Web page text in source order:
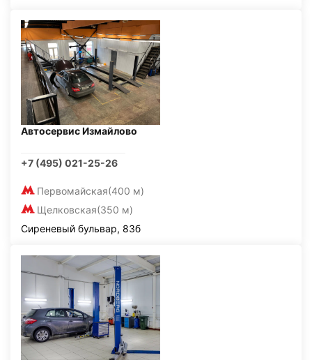
Автосервис Измайлово
+7 (495) 021-25-26
Первомайская(400 м)
Щелковская(350 м)
Сиреневый бульвар, 83б